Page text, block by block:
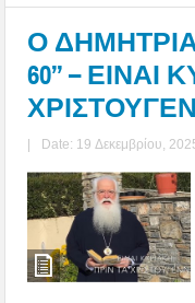
Ο
60’’ –
| Date: 19 Δεκεμβρίου,